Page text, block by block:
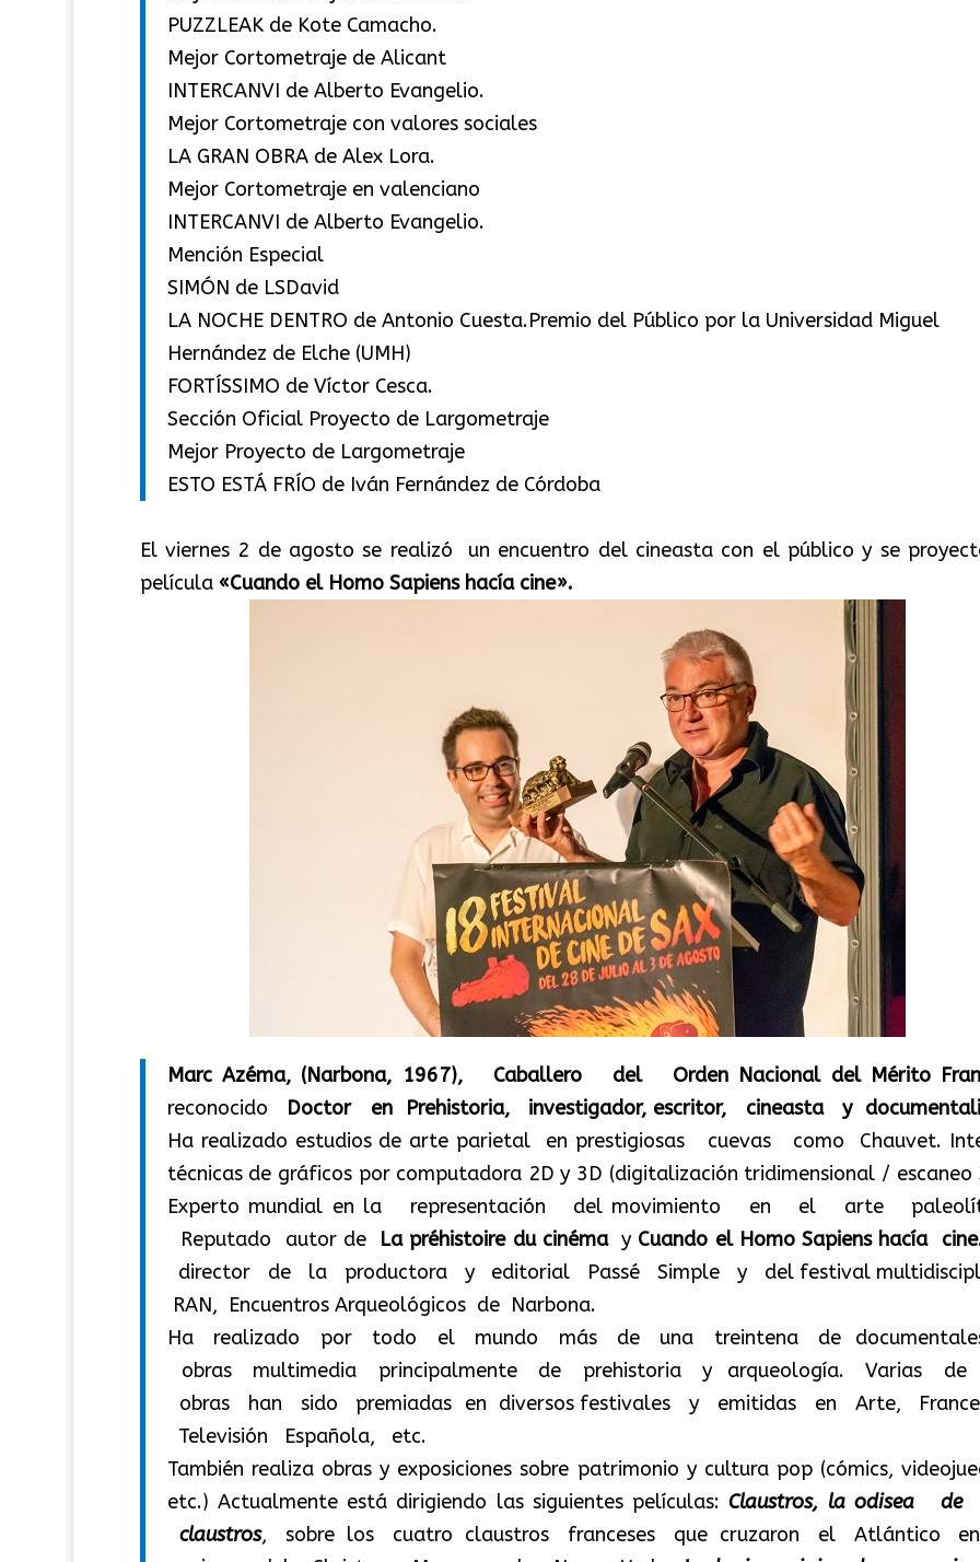
PUZZLEAK de Kote Camacho.
Mejor Cortometraje de Alicant
INTERCANVI de Alberto Evangelio.
Mejor Cortometraje con valores sociales
LA GRAN OBRA de Alex Lora.
Mejor Cortometraje en valenciano
INTERCANVI de Alberto Evangelio.
Mención Especial
SIMÓN de LSDavid
LA NOCHE DENTRO de Antonio Cuesta.Premio del Público por la Universidad Miguel
Hernández de Elche (UMH)
FORTÍSSIMO de Víctor Cesca.
Sección Oficial Proyecto de Largometraje
Mejor Proyecto de Largometraje
ESTO ESTÁ FRÍO de Iván Fernández de Córdoba
El viernes 2 de agosto se realizó un encuentro del cineasta con el público y se
película «Cuando el Homo Sapiens hacía cine».
Marc Azéma, (Narbona, 1967), Caballero del Orden Nacional del Mérito
reconocido Doctor en Prehistoria, investigador, escritor, cineasta y
Ha realizado estudios de arte parietal en prestigiosas cuevas como Chauvet.
técnicas de gráficos por computadora 2D y 3D (digitalización tridimensional / escaneo
Experto mundial en la representación del movimiento en el arte
Reputado autor de La préhistoire du cinéma y Cuando el Homo Sapiens hacía cine
director de la productora y editorial Passé Simple y del festival
RAN, Encuentros Arqueológicos de Narbona.
Ha realizado por todo el mundo más de una treintena de
obras multimedia principalmente de prehistoria y arqueología. Varias de
obras han sido premiadas en diversos festivales y emitidas en Arte,
Televisión Española, etc.
También realiza obras y exposiciones sobre patrimonio y cultura pop (cómics,
etc.) Actualmente está dirigiendo las siguientes películas:Claustros, la odisea
claustros, sobre los cuatro claustros franceses que cruzaron el Atlántico